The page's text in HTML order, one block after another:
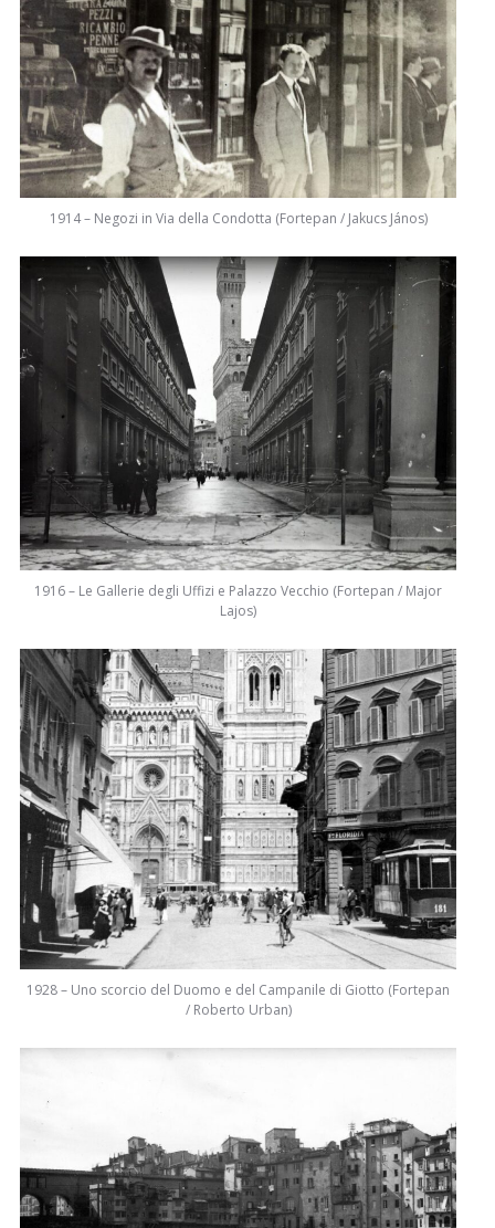
1914 – Negozi in Via della Condotta (Fortepan / Jakucs János)
1916 – Le Gallerie degli Uffizi e Palazzo Vecchio (Fortepan / Major
Lajos)
1928 – Uno scorcio del Duomo e del Campanile di Giotto (Fortepan
/ Roberto Urban)